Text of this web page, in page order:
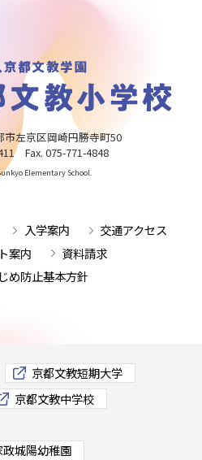
左京区岡崎円勝寺町50
Fax. 075-771-4848
Elementary School.
入学案内
交通アクセス
案内
資料請求
め防止基本方針
京都文教短期大学
京都文教中学校
城陽幼稚園